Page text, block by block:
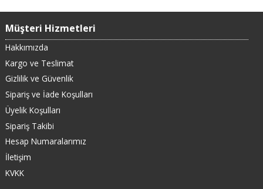
Müşteri Hizmetleri
Hakkımızda
Kargo ve Teslimat
Gizlilik ve Güvenlik
Sipariş ve İade Koşulları
Üyelik Koşulları
Sipariş Takibi
Hesap Numaralarımız
İletişim
KVKK